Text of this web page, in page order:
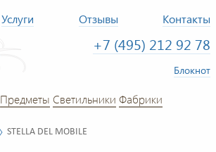
Услуги Отзывы Контакты
+7 (495) 212 92 78
Блокнот
Предметы Светильники Фабрики
STELLA DEL MOBILE